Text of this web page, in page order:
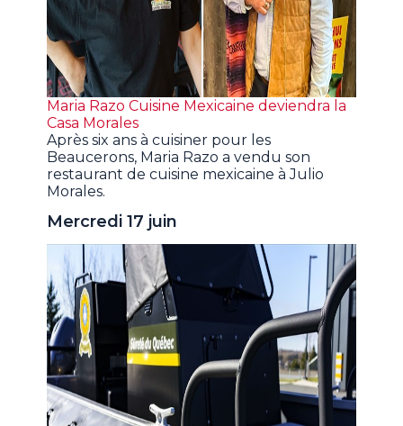
Maria Razo Cuisine Mexicaine deviendra la
Casa Morales
Après six ans à cuisiner pour les
Beaucerons, Maria Razo a vendu son
restaurant de cuisine mexicaine à Julio
Morales.
Mercredi 17 juin